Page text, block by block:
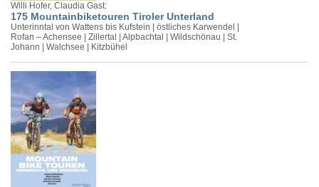
Willi Hofer, Claudia Gast:
175 Mountainbiketouren Tiroler Unterland
Unterinntal von Wattens bis Kufstein | östliches Karwendel |
Rofan – Achensee | Zillertal | Alpbachtal | Wildschönau | St.
Johann | Walchsee | Kitzbühel